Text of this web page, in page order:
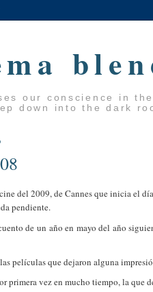
our conscience in
down into the dark
del 2009, de Cannes que inicia el
pendiente.
de un año en mayo del año
películas que dejaron alguna
primera vez en mucho tiempo, la que